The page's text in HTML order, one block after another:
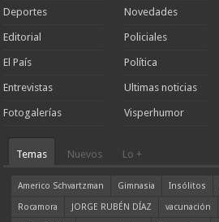
Deportes
Editorial
El País
Entrevistas
Fotogalerías
Novedades
Policiales
Política
Ultimas noticias
Visperhumor
Temas Nuevos Lo +
Americo Schvartzman Gimnasia Insólitos
Rocamora
JORGE RUBÉN DÍAZ vacunación